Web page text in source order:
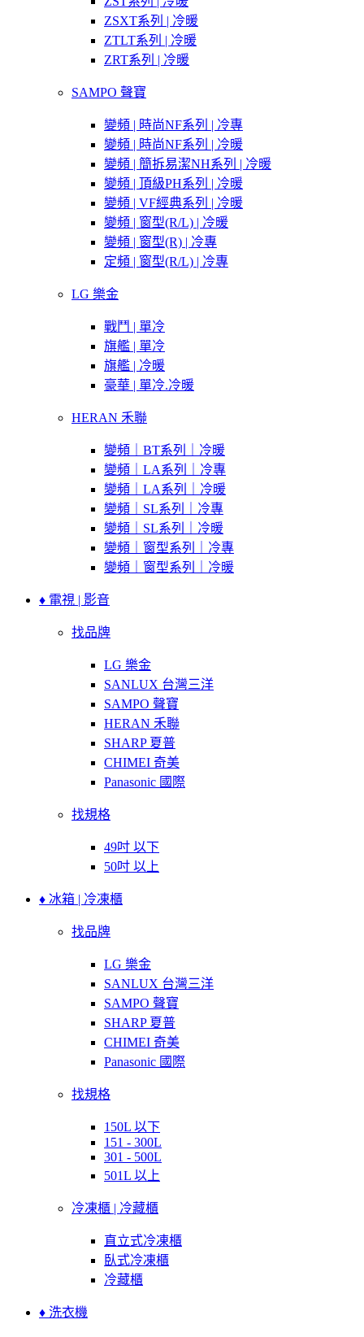
ZSXT系列 | 冷暖
ZTLT系列 | 冷暖
ZRT系列 | 冷暖
SAMPO 聲寶
變頻 | 時尚NF系列 | 冷專
變頻 | 時尚NF系列 | 冷暖
變頻 | 簡拆易潔NH系列 | 冷暖
變頻 | 頂級PH系列 | 冷暖
變頻 | VF經典系列 | 冷暖
變頻 | 窗型(R/L) | 冷暖
變頻 | 窗型(R) | 冷專
定頻 | 窗型(R/L) | 冷專
LG 樂金
戰鬥 | 單冷
旗艦 | 單冷
旗艦 | 冷暖
豪華 | 單冷.冷暖
HERAN 禾聯
變頻｜BT系列｜冷暖
變頻｜LA系列｜冷專
變頻｜LA系列｜冷暖
變頻｜SL系列｜冷專
變頻｜SL系列｜冷暖
變頻｜窗型系列｜冷專
變頻｜窗型系列｜冷暖
♦ 電視 | 影音
找品牌
LG 樂金
SANLUX 台灣三洋
SAMPO 聲寶
HERAN 禾聯
SHARP 夏普
CHIMEI 奇美
Panasonic 國際
找規格
49吋 以下
50吋 以上
♦ 冰箱 | 冷凍櫃
找品牌
LG 樂金
SANLUX 台灣三洋
SAMPO 聲寶
SHARP 夏普
CHIMEI 奇美
Panasonic 國際
找規格
150L 以下
151 - 300L
301 - 500L
501L 以上
冷凍櫃 | 冷藏櫃
直立式冷凍櫃
臥式冷凍櫃
冷藏櫃
♦ 洗衣機